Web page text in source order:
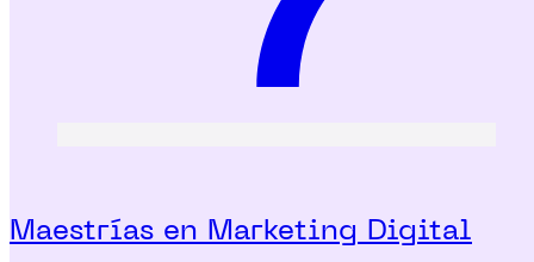
Maestrías en Marketing Digital